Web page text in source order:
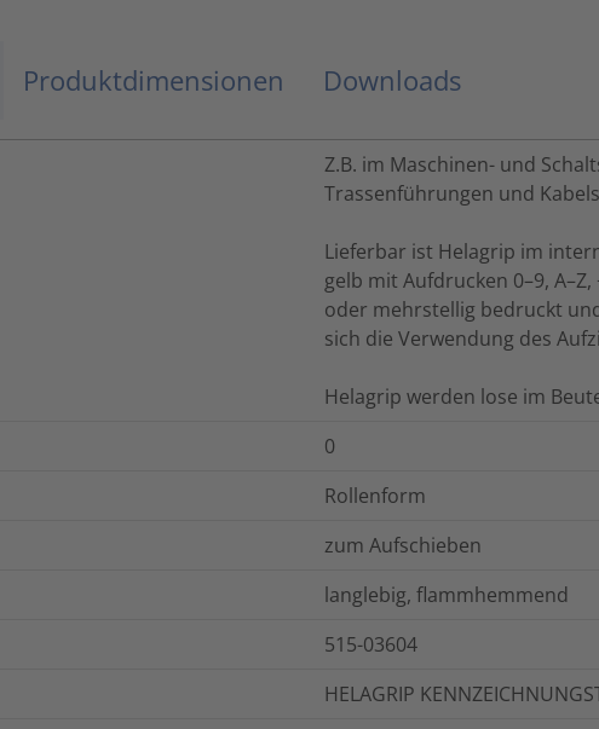
Produktdimensionen Downloads
Z.B. im Maschinen- und
Trassenführungen und
Lieferbar ist Helagrip im
gelb mit Aufdrucken 0–9,
oder mehrstellig bedruckt
sich die Verwendung des
Helagrip werden lose im
0
Rollenform
zum Aufschieben
langlebig, flammhemmend
515-03604
HELAGRIP